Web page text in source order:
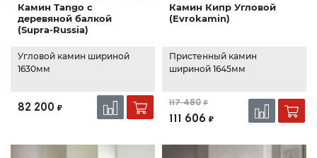
Камин Tango с
деревяной балкой
(Supra-Russia)
Угловой камин шириной
1630мм
82 200 ₽
Камин Кипр Угловой
(Evrokamin)
Пристенный камин
шириной 1645мм
117 480 ₽
111 606 ₽